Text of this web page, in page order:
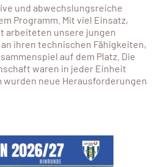
und abwechslungsreiche
Programm. Mit viel Einsatz,
arbeiteten unsere jungen
ihren technischen Fähigkeiten,
auf dem Platz. Die
waren in jeder Einheit
wurden neue Herausforderungen